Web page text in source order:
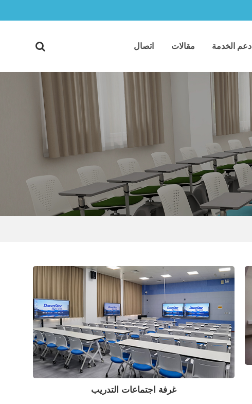
دعم الخدمة مقالات اتصال
غرفة اجتماعات التدريب